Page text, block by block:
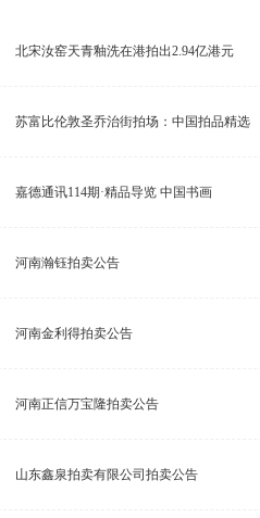
北宋汝窑天青釉洗在港拍出2.94亿港元
苏富比伦敦圣乔治街拍场：中国拍品精选
嘉德通讯114期·精品导览 中国书画
河南瀚钰拍卖公告
河南金利得拍卖公告
河南正信万宝隆拍卖公告
山东鑫泉拍卖有限公司拍卖公告